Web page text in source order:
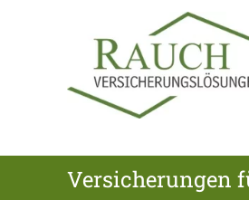
RAUCH
Versicherungen